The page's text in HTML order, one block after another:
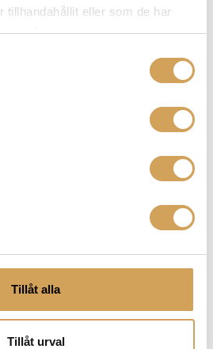
tillhandahållit eller som de har
deras tjänster.
Tillåt alla
Tillåt urval
du att hitta en pickup som
nedan.